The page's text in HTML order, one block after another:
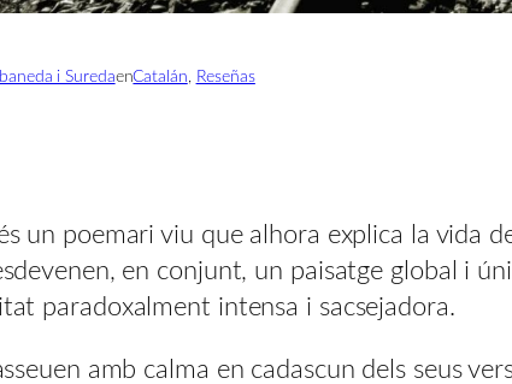
i SuredaenCatalán, Reseñas
un poemari viu que alhora explica la vida
en conjunt, un paisatge global i
paradoxalment intensa i sacsejadora.
amb calma en cadascun dels seus